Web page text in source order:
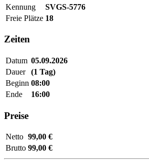
Kennung
SVGS-5776
Freie Plätze 18
Zeiten
Datum 05.09.2026
Dauer
(1 Tag)
Beginn 08:00
Ende
16:00
Preise
Netto 99,00 €
Brutto 99,00 €